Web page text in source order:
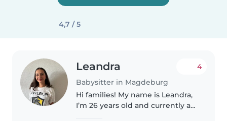
4,7 / 5
Leandra
Babysitter in Magdeburg
4
Hi families! My name is Leandra,
I’m 26 years old and currently a